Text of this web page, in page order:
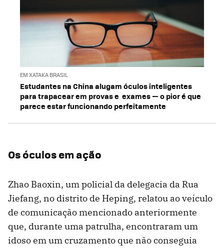
EM XATAKA BRASIL
Estudantes na China alugam óculos inteligentes
para trapacear em provas e exames — o pior é que
parece estar funcionando perfeitamente
Os óculos em ação
Zhao Baoxin, um policial da delegacia da Rua
Jiefang, no distrito de Heping, relatou ao veículo
de comunicação mencionado anteriormente
que, durante uma patrulha, encontraram um
idoso em um cruzamento que não conseguia